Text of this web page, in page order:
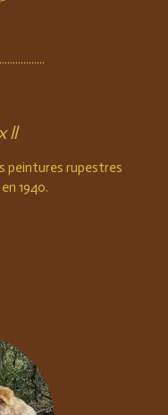
ll
peintures rupestres
1940.